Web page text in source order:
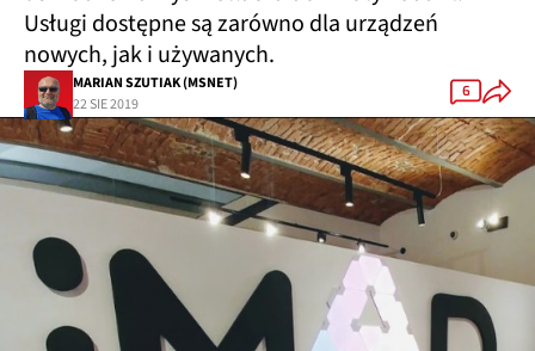
Usługi dostępne są zarówno dla urządzeń
nowych, jak i używanych.
MARIAN SZUTIAK (MSNET)
22 SIE 2019
6